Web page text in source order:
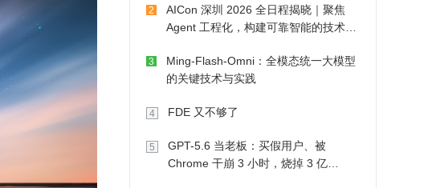
2
AICon 深圳 2026 全日程揭晓｜聚焦
Agent 工程化，构建可靠智能的技术路
3
Ming-Flash-Omni：全模态统一大模型
的关键技术与实践
4 FDE 又不够了
5
GPT-5.6 当老板：买假用户、被
Chrome 干崩 3 小时，烧掉 3 亿